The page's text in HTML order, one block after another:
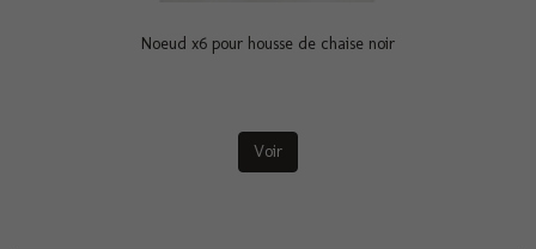
Noeud x6 pour housse de chaise noir
Voir